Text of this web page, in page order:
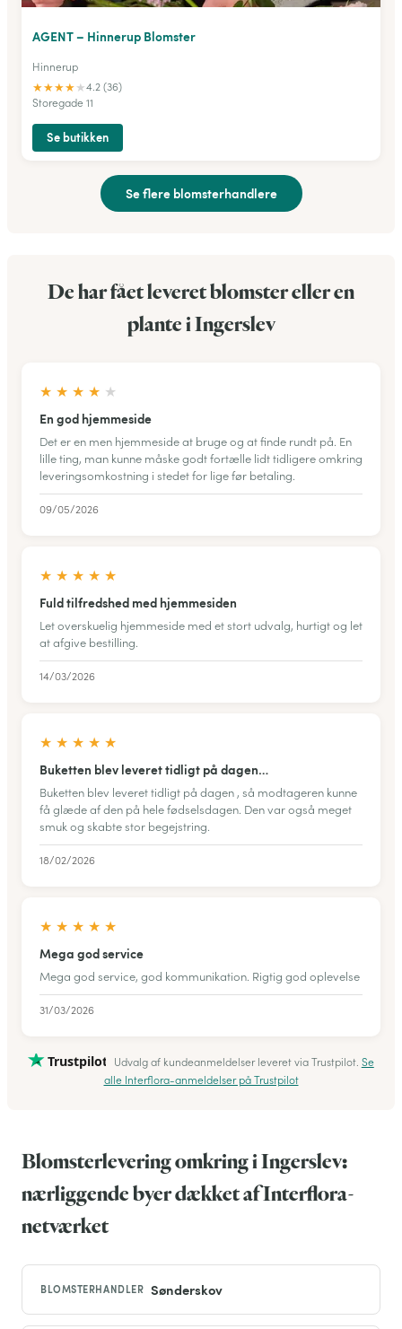
AGENT – Hinnerup Blomster
Hinnerup
★★★★★4.2 (36)
Storegade 11
Se butikken
Se flere blomsterhandlere
De har fået leveret blomster eller en
plante i Ingerslev
★ ★ ★ ★ ★
En god hjemmeside
Det er en men hjemmeside at bruge og at finde rundt på. En
lille ting, man kunne måske godt fortælle lidt tidligere omkring
leveringsomkostning i stedet for lige før betaling.
09/05/2026
★ ★ ★ ★ ★
Fuld tilfredshed med hjemmesiden
Let overskuelig hjemmeside med et stort udvalg, hurtigt og let
at afgive bestilling.
14/03/2026
★ ★ ★ ★ ★
Buketten blev leveret tidligt på dagen…
Buketten blev leveret tidligt på dagen , så modtageren kunne
få glæde af den på hele fødselsdagen. Den var også meget
smuk og skabte stor begejstring.
18/02/2026
★ ★ ★ ★ ★
Mega god service
Mega god service, god kommunikation. Rigtig god oplevelse
31/03/2026
Trustpilot Udvalg af kundeanmeldelser leveret via Trustpilot. Se
alle Interflora-anmeldelser på Trustpilot
Blomsterlevering omkring i Ingerslev:
nærliggende byer dækket af Interflora-
netværket
BLOMSTERHANDLER Sønderskov